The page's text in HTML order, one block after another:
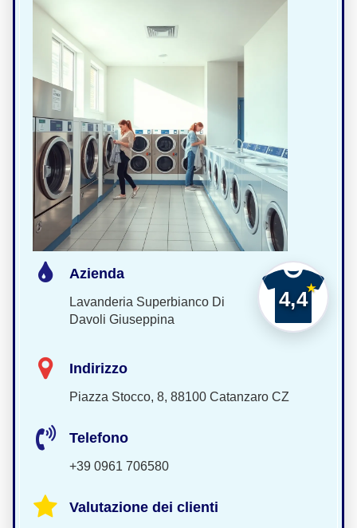
4,4
Azienda
Lavanderia Superbianco Di
Davoli Giuseppina
Indirizzo
Piazza Stocco, 8, 88100 Catanzaro CZ
Telefono
+39 0961 706580
Valutazione dei clienti